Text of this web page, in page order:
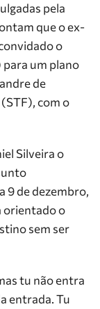
pela
que o ex-
o
para um plano
de
com o
Silveira o
9 de dezembro,
orientado o
sem ser
tu não entra
entrada. Tu